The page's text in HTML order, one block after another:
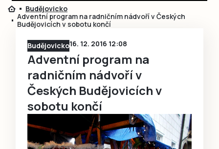
Přihlásit se přes FacebookInzerce
Budějovicko
Adventní program na radničním nádvoří v Českých
Budějovicích v sobotu končí
Budějovicko16. 12. 2016 12:08
Adventní program na
radničním nádvoří v
Českých Budějovicích v
sobotu končí